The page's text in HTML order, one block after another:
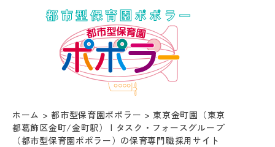
都市型保育園ポポラー
ホーム >都市型保育園ポポラー > 東京金町園（東京
都葛飾区金町/金町駅） | タスク・フォースグループ
（都市型保育園ポポラー）の保育専門職採用サイト